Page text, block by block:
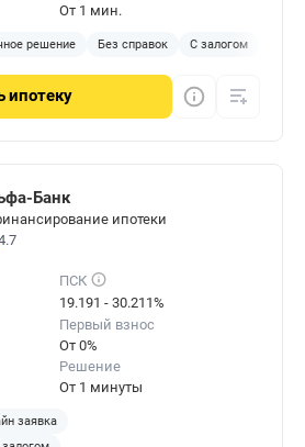
От 1 мин.
решение Без справок С залогом
ипотеку
Банк
ипотеки
ПСК
19.191 - 30.211%
Первый взнос
От 0%
Решение
От 1 минуты
заявка